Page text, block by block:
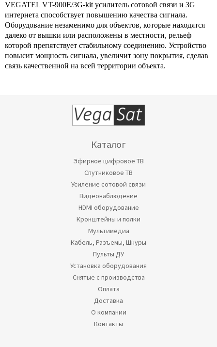
VEGATEL VT-900E/3G-kit усилитель сотовой связи и 3G
интернета способствует повышению качества сигнала.
Оборудование незаменимо для объектов, которые находятся
далеко от вышки или расположены в местности, рельеф
которой препятствует стабильному соединению. Устройство
повысит мощность сигнала, увеличит зону покрытия, сделав
связь качественной на всей территории объекта.
Каталог
Эфирное цифровое ТВ
Спутниковое ТВ
Усиление сотовой связи
Видеонаблюдение
HDMI оборудование
Кронштейны и полки
Мультимедиа
Кабель, Разъемы, Шнуры
Пульты ДУ
Установка оборудования
Снятые с производства
Оплата
Доставка
О компании
Контакты